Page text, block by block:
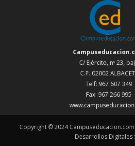
C/ Ejército, nº 23,
C.P. 02002
Telf: 967 607 349
Fax: 967 266 995
Copyright © 2024
Desarrollos Digitales